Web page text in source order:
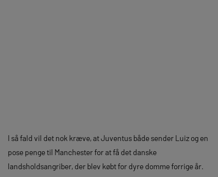
I så fald vil det nok kræve, at Juventus både sender Luiz og en
pose penge til Manchester for at få det danske
landsholdsangriber, der blev købt for dyre domme forrige år.